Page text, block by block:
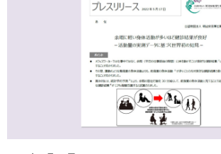
令和5年度東京都スポーツ推進モデル企業